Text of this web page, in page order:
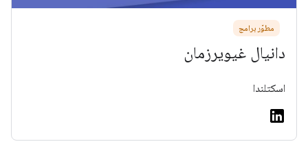
مطوّر برامج
دانيال غيويرزمان
اسكتلندا